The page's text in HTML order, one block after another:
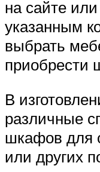
на сайте
указанным
выбрать
приобрести
В
различные
шкафов для
или других